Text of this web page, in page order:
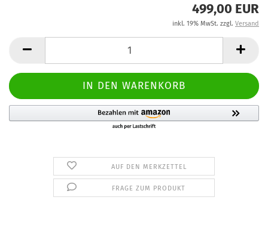
499,00 EUR
inkl. 19% MwSt. zzgl. Versand
AUF DEN MERKZETTEL
FRAGE ZUM PRODUKT